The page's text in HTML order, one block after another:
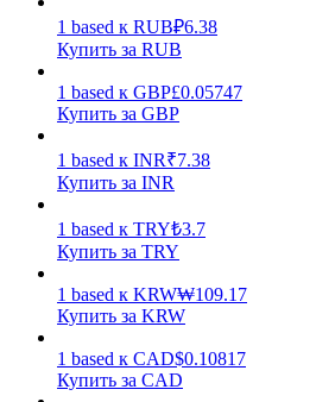
Получайте конкурентные
Стейкинг
1 based к RUB₽6.38
Купить за RUB
1 based к GBP£0.05747
Купить за GBP
1 based к INR₹7.38
Купить за INR
1 based к TRY₺3.7
Купить за TRY
1 based к KRW₩109.17
Купить за KRW
1 based к CAD$0.10817
Купить за CAD